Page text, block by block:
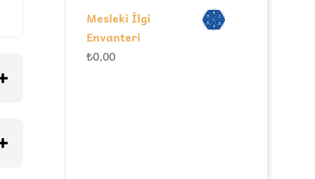
Mesleki İlgi
Envanteri
₺0,00